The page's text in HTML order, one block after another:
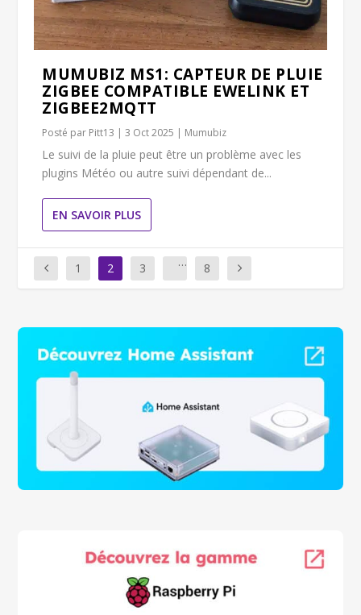
MUMUBIZ MS1: CAPTEUR DE PLUIE
ZIGBEE COMPATIBLE EWELINK ET
ZIGBEE2MQTT
Posté par Pitt13 |3 Oct 2025 | Mumubiz
Le suivi de la pluie peut être un problème avec les
plugins Météo ou autre suivi dépendant de...
EN SAVOIR PLUS
1 2 3 … 8